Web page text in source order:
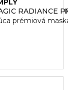
COTTON
RADIANCE
prémiová